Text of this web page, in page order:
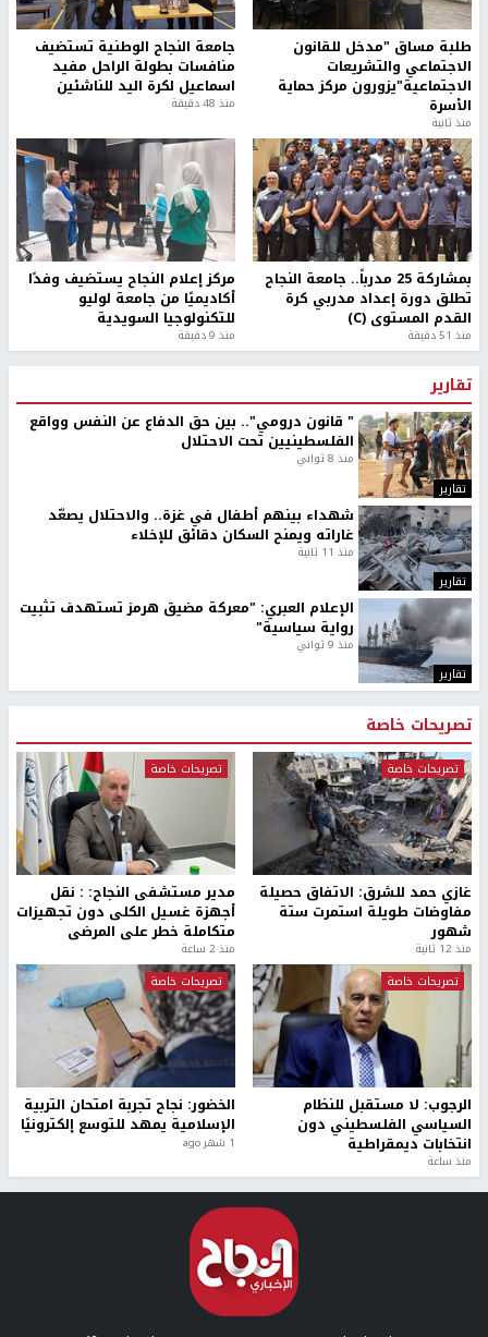
طلبة مساق "مدخل للقانون
الاجتماعي والتشريعات
الاجتماعية"يزورون مركز حماية
الأسرة
منذ ثانية
جامعة النجاح الوطنية تستضيف
منافسات بطولة الراحل مفيد
اسماعيل لكرة اليد للناشئين
منذ 48 دقيقة
بمشاركة 25 مدرباً.. جامعة النجاح
تطلق دورة إعداد مدربي كرة
القدم المستوى (C)
منذ 51 دقيقة
مركز إعلام النجاح يستضيف وفدًا
أكاديميًا من جامعة لوليو
للتكنولوجيا السويدية
منذ 9 دقيقة
تقارير
تقارير
" قانون درومي".. بين حق الدفاع عن النفس وواقع
الفلسطينيين تحت الاحتلال
منذ 8 ثواني
تقارير
شهداء بينهم أطفال في غزة.. والاحتلال يصعّد
غاراته ويمنح السكان دقائق للإخلاء
منذ 11 ثانية
تقارير
الإعلام العبري: "معركة مضيق هرمز تستهدف تثبيت
رواية سياسية"
منذ 9 ثواني
تصريحات خاصة
تصريحات خاصة
غازي حمد للشرق: الاتفاق حصيلة
مفاوضات طويلة استمرت ستة
شهور
منذ 12 ثانية
تصريحات خاصة
مدير مستشفى النجاح: : نقل
أجهزة غسيل الكلى دون تجهيزات
متكاملة خطر على المرضى
منذ 2 ساعة
تصريحات خاصة
الرجوب: لا مستقبل للنظام
السياسي الفلسطيني دون
انتخابات ديمقراطية
منذ ساعة
تصريحات خاصة
الخضور: نجاح تجربة امتحان التربية
الإسلامية يمهد للتوسع إلكترونيًا
1 شهر ago